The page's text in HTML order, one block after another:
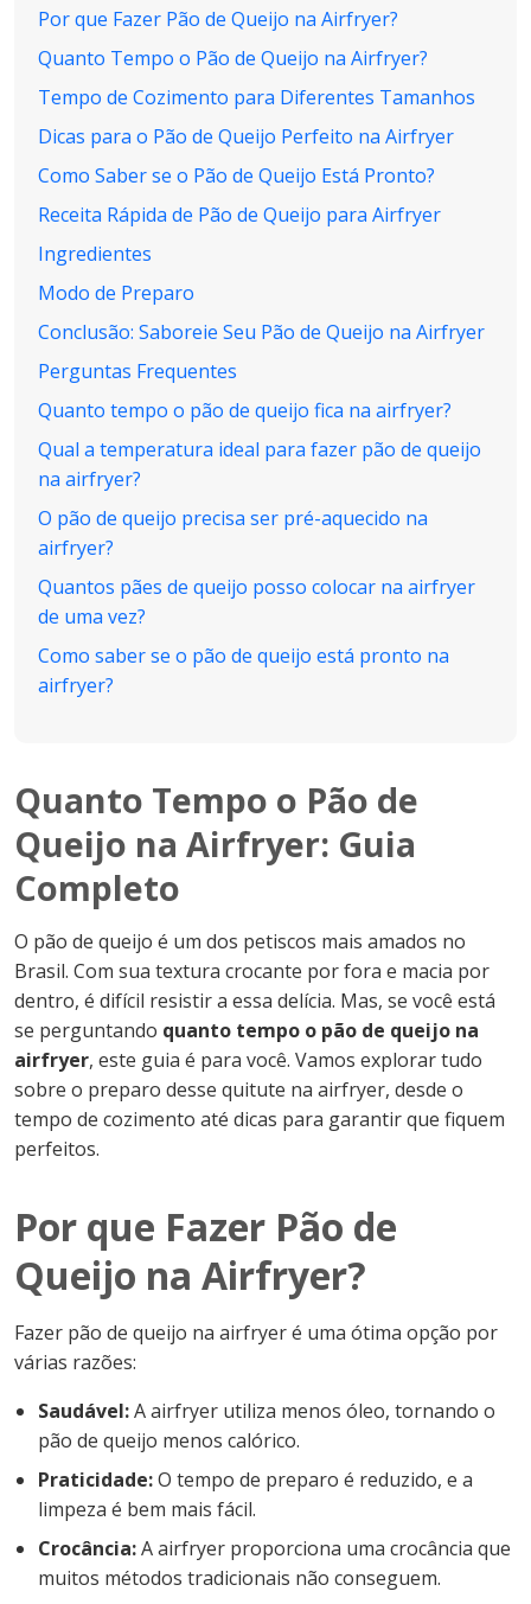
Por que Fazer Pão de Queijo na Airfryer?
Quanto Tempo o Pão de Queijo na Airfryer?
Tempo de Cozimento para Diferentes Tamanhos
Dicas para o Pão de Queijo Perfeito na Airfryer
Como Saber se o Pão de Queijo Está Pronto?
Receita Rápida de Pão de Queijo para Airfryer
Ingredientes
Modo de Preparo
Conclusão: Saboreie Seu Pão de Queijo na Airfryer
Perguntas Frequentes
Quanto tempo o pão de queijo fica na airfryer?
Qual a temperatura ideal para fazer pão de queijo
na airfryer?
O pão de queijo precisa ser pré-aquecido na
airfryer?
Quantos pães de queijo posso colocar na airfryer
de uma vez?
Como saber se o pão de queijo está pronto na
airfryer?
Quanto Tempo o Pão de
Queijo na Airfryer: Guia
Completo
O pão de queijo é um dos petiscos mais amados no
Brasil. Com sua textura crocante por fora e macia por
dentro, é difícil resistir a essa delícia. Mas, se você está
se perguntando quanto tempo o pão de queijo na
airfryer, este guia é para você. Vamos explorar tudo
sobre o preparo desse quitute na airfryer, desde o
tempo de cozimento até dicas para garantir que fiquem
perfeitos.
Por que Fazer Pão de
Queijo na Airfryer?
Fazer pão de queijo na airfryer é uma ótima opção por
várias razões:
Saudável:A airfryer utiliza menos óleo, tornando o
pão de queijo menos calórico.
Praticidade:O tempo de preparo é reduzido, e a
limpeza é bem mais fácil.
Crocância:A airfryer proporciona uma crocância que
muitos métodos tradicionais não conseguem.